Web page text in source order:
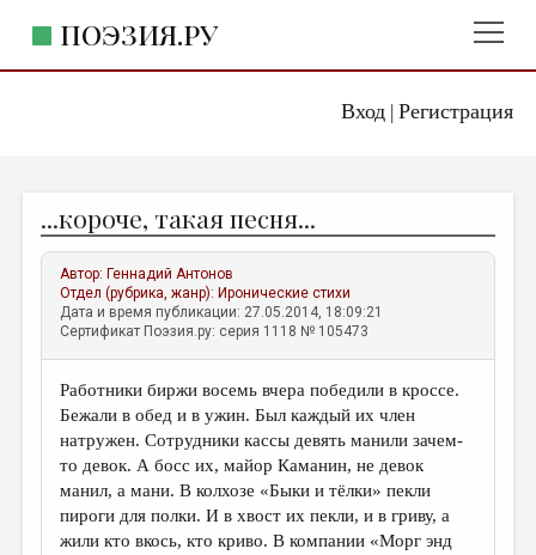
Вход| Регистрация
ПОЭЗИЯ.РУ
ЖАНРЫ
АВТОРЫ
КОММЕНТАРИИ
ЛИТСАЛОН
НОВОСТИ
ПРАВИЛА САЙТА
ОТДЕЛЫ И РУБРИКИ
ИЗБРАННОЕ
...короче, такая песня...
Автор: Геннадий Антонов
Отдел (рубрика, жанр): Иронические стихи
Дата и время публикации: 27.05.2014, 18:09:21
Сертификат Поэзия.ру: серия 1118 № 105473
Работники биржи восемь вчера победили в кроссе.
Бежали в обед и в ужин. Был каждый их член
натружен. Сотрудники кассы девять манили зачем-
то девок. А босс их, майор Каманин, не девок
манил, а мани. В колхозе «Быки и тёлки» пекли
пироги для полки. И в хвост их пекли, и в гриву, а
жили кто вкось, кто криво. В компании «Морг энд